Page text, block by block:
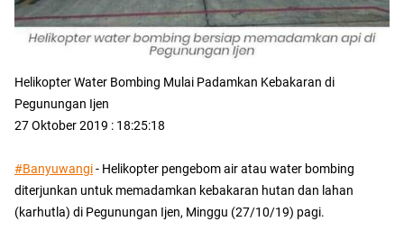
Helikopter Water Bombing Mulai Padamkan Kebakaran di
Pegunungan Ijen
27 Oktober 2019 : 18:25:18
#Banyuwangi- Helikopter pengebom air atau water bombing
diterjunkan untuk memadamkan kebakaran hutan dan lahan
(karhutla) di Pegunungan Ijen, Minggu (27/10/19) pagi.